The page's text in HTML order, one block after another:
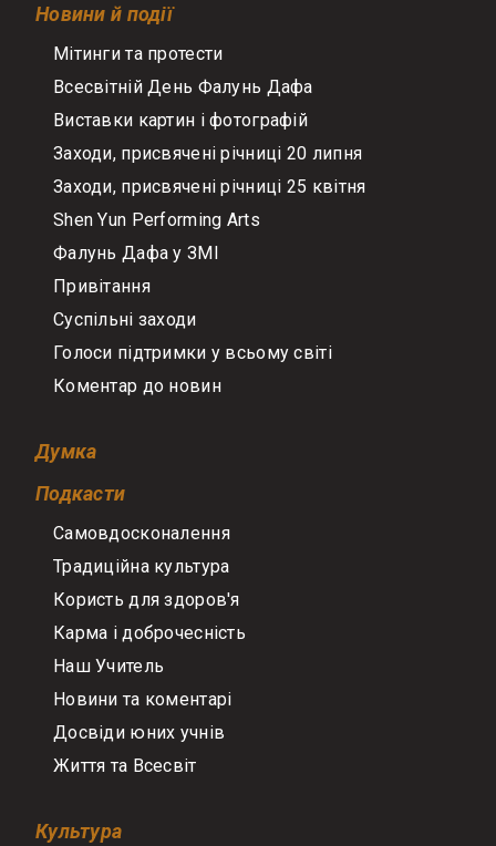
Новини й події
Мітинги та протести
Всесвітній День Фалунь Дафа
Виставки картин і фотографій
Заходи, присвячені річниці 20 липня
Заходи, присвячені річниці 25 квітня
Shen Yun Performing Arts
Фалунь Дафа у ЗМІ
Привітання
Суспільні заходи
Голоси підтримки у всьому світі
Коментар до новин
Думка
Подкасти
Самовдосконалення
Традиційна культура
Користь для здоров'я
Карма і доброчесність
Наш Учитель
Новини та коментарі
Досвіди юних учнів
Життя та Всесвіт
Культура